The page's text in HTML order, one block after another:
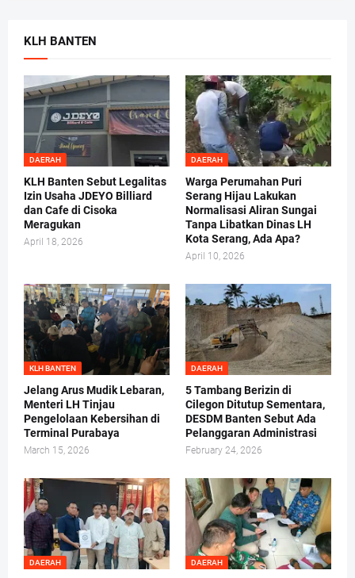
KLH BANTEN
DAERAH
KLH Banten Sebut Legalitas
Izin Usaha JDEYO Billiard
dan Cafe di Cisoka
Meragukan
April 18, 2026
DAERAH
Warga Perumahan Puri
Serang Hijau Lakukan
Normalisasi Aliran Sungai
Tanpa Libatkan Dinas LH
Kota Serang, Ada Apa?
April 10, 2026
KLH BANTEN
Jelang Arus Mudik Lebaran,
Menteri LH Tinjau
Pengelolaan Kebersihan di
Terminal Purabaya
March 15, 2026
DAERAH
5 Tambang Berizin di
Cilegon Ditutup Sementara,
DESDM Banten Sebut Ada
Pelanggaran Administrasi
February 24, 2026
DAERAH DAERAH